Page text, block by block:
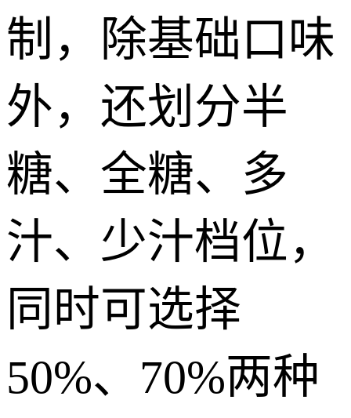
制，除基础口味
外，还划分半
糖、全糖、多
汁、少汁档位，
同时可选择
50%、70%两种